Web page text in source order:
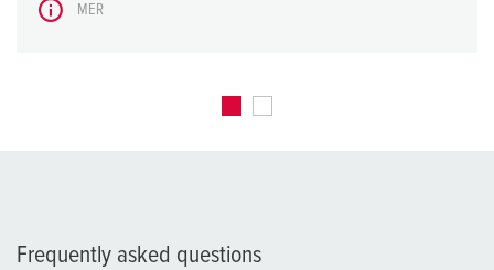
MER
Frequently asked questions